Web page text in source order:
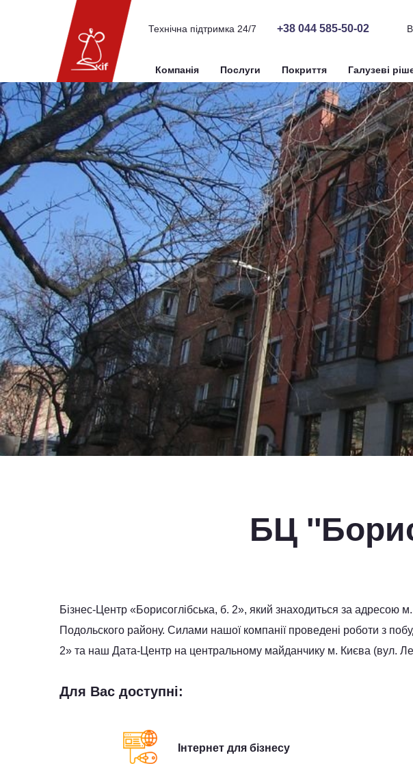
Технічна підтримка 24/7 +38 044 585-50-02
Компанія Послуги Покриття Галузеві
БЦ
Бізнес-Центр «Борисоглібська, б. 2», який знаходиться за адресою
Подольского району. Силами нашої компанії проведені роботи з
2» та наш Дата-Центр на центральному майданчику м. Києва (вул.
Для Вас доступні:
Інтернет для бізнесу